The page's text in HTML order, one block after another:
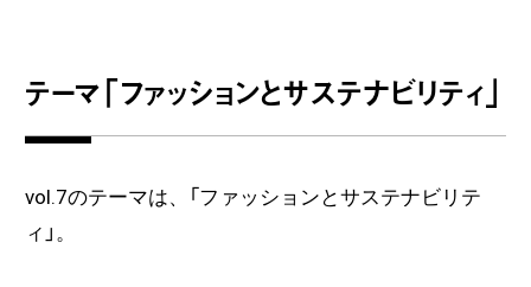
テーマ「ファッションとサステナビリティ」
vol.7のテーマは、「ファッションとサステナビリテ
ィ」。